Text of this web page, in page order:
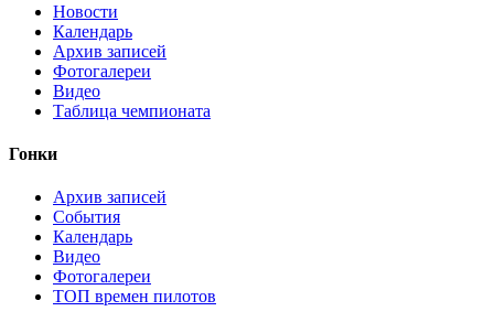
Новости
Календарь
Архив записей
Фотогалереи
Видео
Таблица чемпионата
Гонки
Архив записей
События
Календарь
Видео
Фотогалереи
ТОП времен пилотов